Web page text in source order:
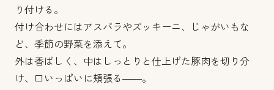
り付ける。
付け合わせにはアスパラやズッキーニ、じゃがいもな
ど、季節の野菜を添えて。
外は香ばしく、中はしっとりと仕上げた豚肉を切り分
け、口いっぱいに頬張る——。